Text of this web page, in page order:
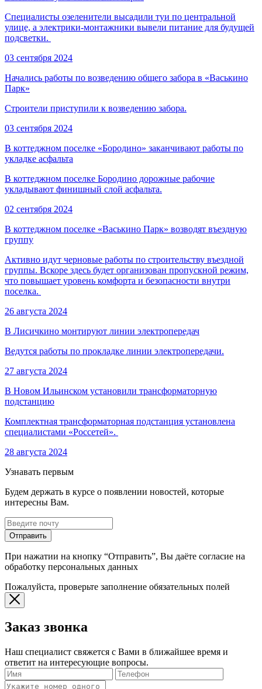
Специалисты озеленители высадили туи по центральной
улице, а электрики-монтажники вывели питание для будущей
подсветки.
03 сентября 2024
Начались работы по возведению общего забора в «Васькино
Парк»
Строители приступили к возведению забора.
03 сентября 2024
В коттеджном поселке «Бородино» заканчивают работы по
укладке асфальта
В коттеджном поселке Бородино дорожные рабочие
укладывают финишный слой асфальта.
02 сентября 2024
В коттеджном поселке «Васькино Парк» возводят въездную
группу
Активно идут черновые работы по строительству въездной
группы. Вскоре здесь будет организован пропускной режим,
что повышает уровень комфорта и безопасности внутри
поселка.
26 августа 2024
В Лисичкино монтируют линии электропередач
Ведутся работы по прокладке линии электропередачи.
27 августа 2024
В Новом Ильинском установили трансформаторную
подстанцию
Комплектная трансформаторная подстанция установлена
специалистами «Россетей».
28 августа 2024
Узнавать первым
Будем держать в курсе о появлении новостей, которые
интересны Вам.
Отправить
При нажатии на кнопку “Отправить”, Вы даёте согласие на
обработку персональных данных
Пожалуйста, проверьте заполнение обязательных полей
Заказ звонка
Наш специалист свяжется с Вами в ближайшее время и
ответит на интересующие вопросы.